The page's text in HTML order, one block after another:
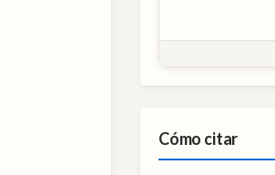
Cómo citar